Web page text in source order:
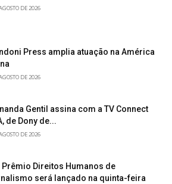
DE 2026
Press amplia atuação na América
DE 2026
Gentil assina com a TV Connect
de Dony de...
DE 2026
Prêmio Direitos Humanos de
será lançado na quinta-feira